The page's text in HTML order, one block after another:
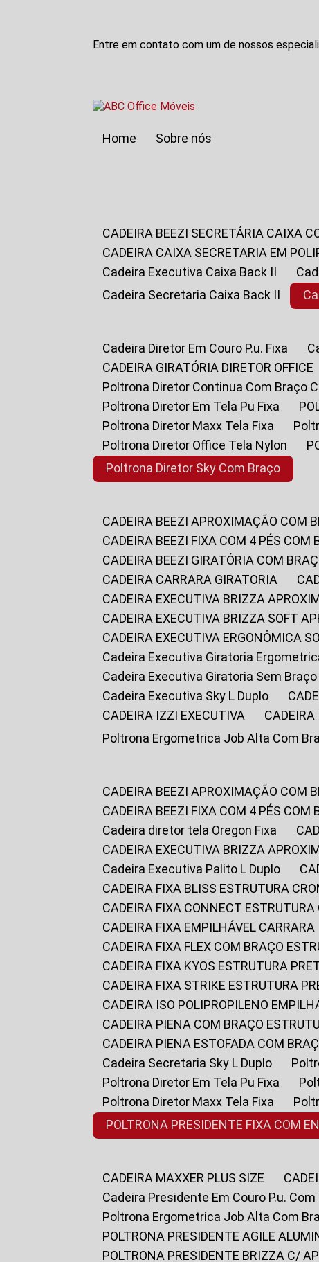
Entre em contato com um de nossos
Home
Sobre nós
CADEIRA BEEZI SECRETÁRIA CAIXA
CADEIRA CAIXA SECRETARIA EM
Cadeira Executiva Caixa Back II
Cadeira Secretaria Caixa Back II
Cadeira Diretor Em Couro P.u. Fixa
CADEIRA GIRATÓRIA DIRETOR OFFICE
Poltrona Diretor Continua Com Braço
Poltrona Diretor Em Tela Pu Fixa
Poltrona Diretor Maxx Tela Fixa
Poltrona Diretor Office Tela Nylon
Poltrona Diretor Sky Com Braço
CADEIRA BEEZI APROXIMAÇÃO COM
CADEIRA BEEZI FIXA COM 4 PÉS COM
CADEIRA BEEZI GIRATÓRIA COM
CADEIRA CARRARA GIRATORIA
CADEIRA EXECUTIVA BRIZZA
CADEIRA EXECUTIVA BRIZZA SOFT
CADEIRA EXECUTIVA ERGONÔMICA
Cadeira Executiva Giratoria
Cadeira Executiva Giratoria Sem Braço
Cadeira Executiva Sky L Duplo
CADEIRA IZZI EXECUTIVA
Poltrona Ergometrica Job Alta Com
CADEIRA BEEZI APROXIMAÇÃO COM
CADEIRA BEEZI FIXA COM 4 PÉS COM
Cadeira diretor tela Oregon Fixa
CADEIRA EXECUTIVA BRIZZA
Cadeira Executiva Palito L Duplo
CADEIRA FIXA BLISS ESTRUTURA
CADEIRA FIXA CONNECT
CADEIRA FIXA EMPILHÁVEL CARRARA
CADEIRA FIXA FLEX COM BRAÇO
CADEIRA FIXA KYOS ESTRUTURA
CADEIRA FIXA STRIKE ESTRUTURA
CADEIRA ISO POLIPROPILENO
CADEIRA PIENA COM BRAÇO
CADEIRA PIENA ESTOFADA COM
Cadeira Secretaria Sky L Duplo
Poltrona Diretor Em Tela Pu Fixa
Poltrona Diretor Maxx Tela Fixa
POLTRONA PRESIDENTE FIXA COM
CADEIRA MAXXER PLUS SIZE
Cadeira Presidente Em Couro P.u.
Poltrona Ergometrica Job Alta Com
POLTRONA PRESIDENTE AGILE
POLTRONA PRESIDENTE BRIZZA C/